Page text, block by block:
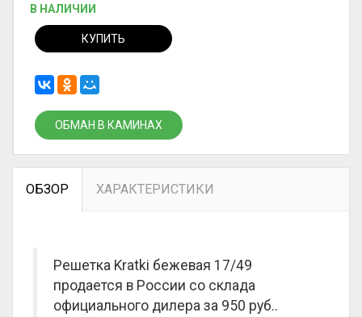
В НАЛИЧИИ
КУПИТЬ
ОБМАН В КАМИНАХ
ОБЗОР ХАРАКТЕРИСТИКИ
Решетка Kratki бежевая 17/49
продается в России со склада
официального дилера за 950 руб..